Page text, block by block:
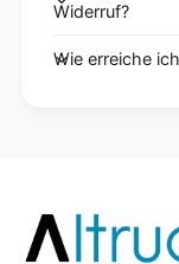
Widerruf?
Wie erreiche